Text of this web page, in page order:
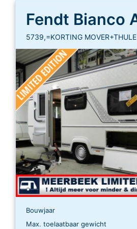
5739,=KORTING MOVER+THULE
Bouwjaar
Max. toelaatbaar gewicht